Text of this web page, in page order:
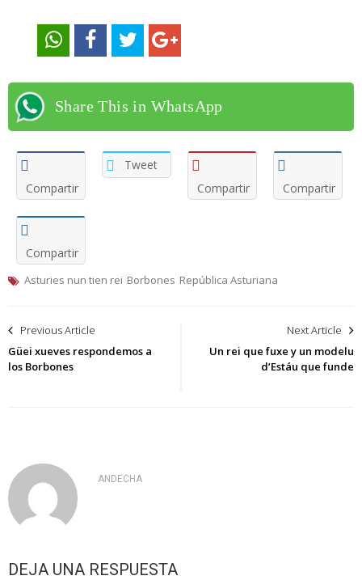
Share This in WhatsApp
Compartir
Tweet
Compartir
Compartir
Compartir
Asturies nun tien rei Borbones República Asturiana
Navegación
de
Previous Article
Güei xueves respondemos a
los Borbones
Next Article
Un rei que fuxe y un modelu
d’Estáu que funde
ANDECHA
DEJA UNA RESPUESTA